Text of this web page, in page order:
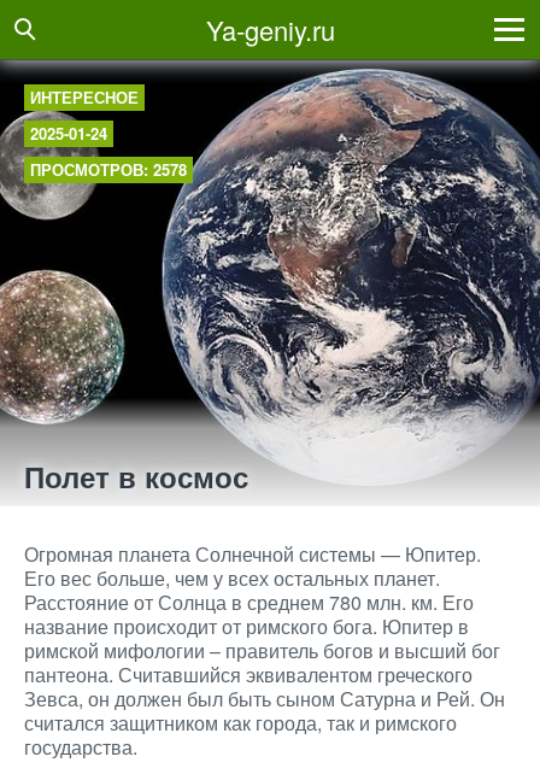
Ya-geniy.ru
ИНТЕРЕСНОЕ
2025-01-24
ПРОСМОТРОВ: 2578
Полет в космос
Огромная планета Солнечной системы — Юпитер.
Его вес больше, чем у всех остальных планет.
Расстояние от Солнца в среднем 780 млн. км. Его
название происходит от римского бога. Юпитер в
римской мифологии – правитель богов и высший бог
пантеона. Считавшийся эквивалентом греческого
Зевса, он должен был быть сыном Сатурна и Рей. Он
считался защитником как города, так и римского
государства.